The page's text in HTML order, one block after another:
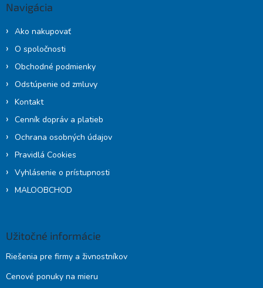
Navigácia
Ako nakupovať
O spoločnosti
Obchodné podmienky
Odstúpenie od zmluvy
Kontakt
Cenník dopráv a platieb
Ochrana osobných údajov
Pravidlá Cookies
Vyhlásenie o prístupnosti
MALOOBCHOD
Užitočné informácie
Riešenia pre firmy a živnostníkov
Cenové ponuky na mieru